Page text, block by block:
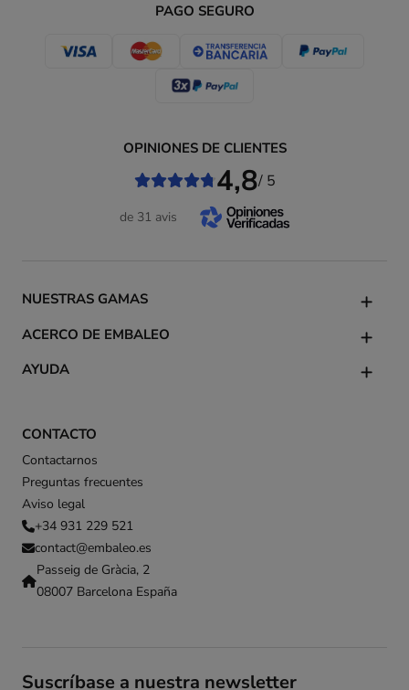
PAGO SEGURO
CONTACTO
Contactarnos
Preguntas frecuentes
Aviso legal
+34 931 229 521
contact@embaleo.es
Passeig de Gràcia, 2
08007 Barcelona España
NUESTRAS GAMAS
ACERCO DE EMBALEO
AYUDA
OPINIONES DE CLIENTES
4,8/ 5
de 31 avis
Suscríbase a nuestra newsletter